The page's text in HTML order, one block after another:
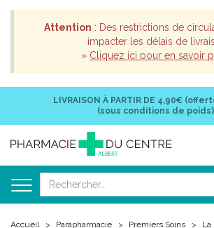
Attention : Des restrictions de
impacter les délais de
» Cliquez ici pour en savoir
LIVRAISON À PARTIR DE 4,90€
(sous conditions de poids)
Accueil Parapharmacie Premiers Soins
La